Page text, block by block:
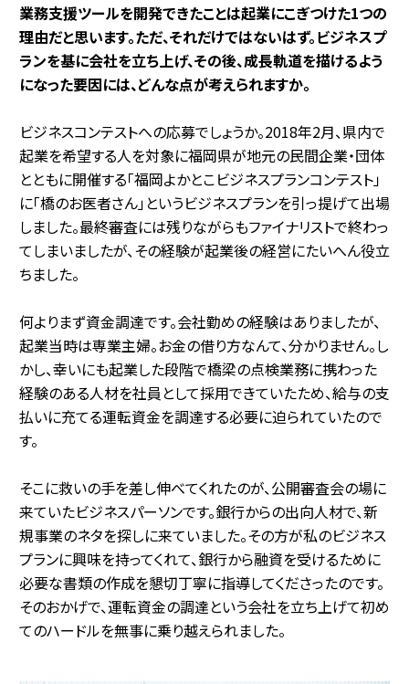
――業務支援ツールを開発できたことは起業にこぎつけた1つの
理由だと思います。ただ、それだけではないはず。ビジネスプ
ランを基に会社を立ち上げ、その後、成長軌道を描けるよう
になった要因には、どんな点が考えられますか。
ビジネスコンテストへの応募でしょうか。2018年2月、県内で
起業を希望する人を対象に福岡県が地元の民間企業・団体
とともに開催する「福岡よかとこビジネスプランコンテスト」
に「橋のお医者さん」というビジネスプランを引っ提げて出場
しました。最終審査には残りながらもファイナリストで終わっ
てしまいましたが、その経験が起業後の経営にたいへん役立
ちました。
何よりまず資金調達です。会社勤めの経験はありましたが、
起業当時は専業主婦。お金の借り方なんて、分かりません。し
かし、幸いにも起業した段階で橋梁の点検業務に携わった
経験のある人材を社員として採用できていたため、給与の支
払いに充てる運転資金を調達する必要に迫られていたので
す。
そこに救いの手を差し伸べてくれたのが、公開審査会の場に
来ていたビジネスパーソンです。銀行からの出向人材で、新
規事業のネタを探しに来ていました。その方が私のビジネス
プランに興味を持ってくれて、銀行から融資を受けるために
必要な書類の作成を懇切丁寧に指導してくださったのです。
そのおかげで、運転資金の調達という会社を立ち上げて初め
てのハードルを無事に乗り越えられました。